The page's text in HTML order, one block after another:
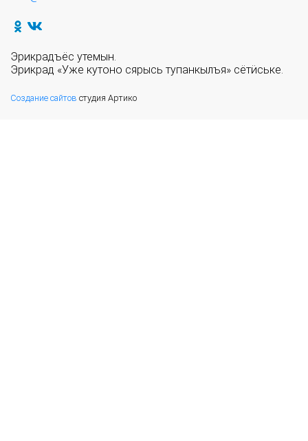
Эрикрадъёс утемын.
Эрикрад «Уже кутоно сярысь тупанкылъя» сётӥське.
Создание сайтов студия Артико